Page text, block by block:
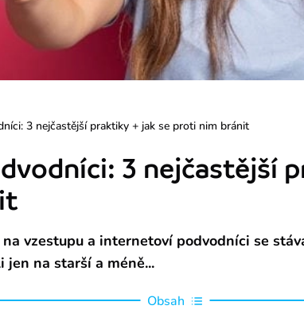
3 nejčastější praktiky + jak se proti nim bránit
3 nejčastější
vzestupu a internetoví podvodníci se
jen na starší a méně...
Obsah